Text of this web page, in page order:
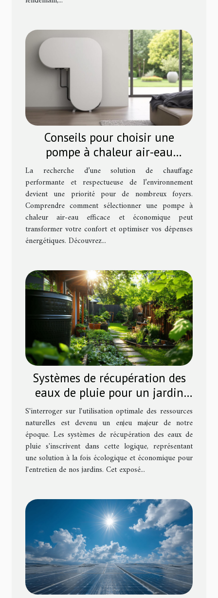
Conseils pour choisir une
pompe à chaleur air-eau
efficace et économique
La recherche d’une solution de chauffage
performante et respectueuse de l’environnement
devient une priorité pour de nombreux foyers.
Comprendre comment sélectionner une pompe à
chaleur air-eau efficace et économique peut
transformer votre confort et optimiser vos dépenses
énergétiques. Découvrez...
Systèmes de récupération des
eaux de pluie pour un jardin
écoresponsable
S'interroger sur l'utilisation optimale des ressources
naturelles est devenu un enjeu majeur de notre
époque. Les systèmes de récupération des eaux de
pluie s'inscrivent dans cette logique, représentant
une solution à la fois écologique et économique pour
l'entretien de nos jardins. Cet exposé...